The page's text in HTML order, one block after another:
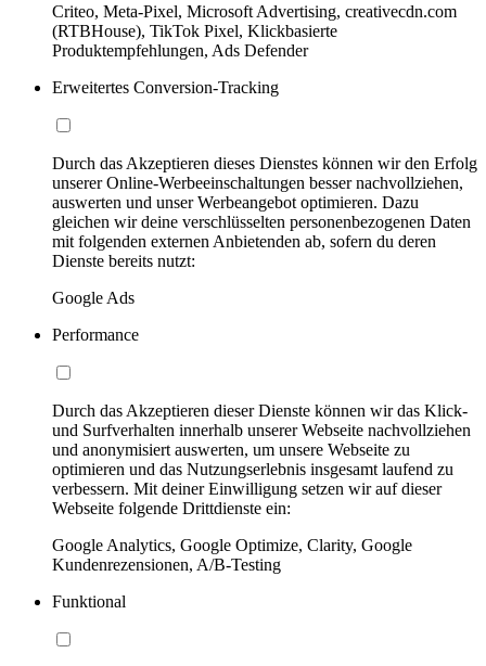
Criteo, Meta-Pixel, Microsoft Advertising, creativecdn.com
(RTBHouse), TikTok Pixel, Klickbasierte
Produktempfehlungen, Ads Defender
Erweitertes Conversion-Tracking
Durch das Akzeptieren dieses Dienstes können wir den Erfolg
unserer Online-Werbeeinschaltungen besser nachvollziehen,
auswerten und unser Werbeangebot optimieren. Dazu
gleichen wir deine verschlüsselten personenbezogenen Daten
mit folgenden externen Anbietenden ab, sofern du deren
Dienste bereits nutzt:
Google Ads
Performance
Durch das Akzeptieren dieser Dienste können wir das Klick-
und Surfverhalten innerhalb unserer Webseite nachvollziehen
und anonymisiert auswerten, um unsere Webseite zu
optimieren und das Nutzungserlebnis insgesamt laufend zu
verbessern. Mit deiner Einwilligung setzen wir auf dieser
Webseite folgende Drittdienste ein:
Google Analytics, Google Optimize, Clarity, Google
Kundenrezensionen, A/B-Testing
Funktional